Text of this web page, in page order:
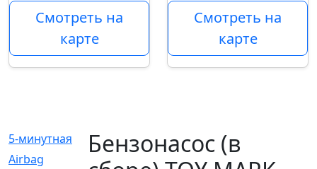
Смотреть на
карте
Смотреть на
карте
5-минутная
[1]
Airbag
Бензонасос (в